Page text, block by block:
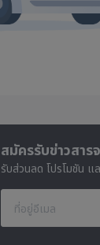
สมัครรับข่าวสาร
รับส่วนลด โปรโมชัน
ที่อยู่อีเมล